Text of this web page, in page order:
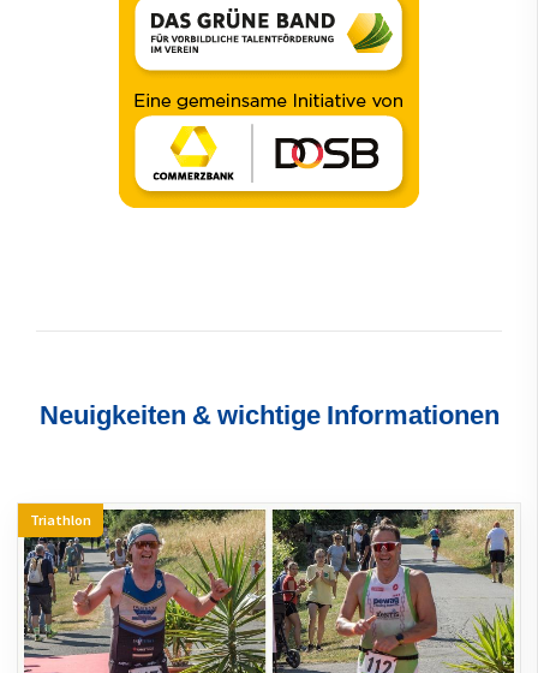
Neuigkeiten & wichtige Informationen
Triathlon